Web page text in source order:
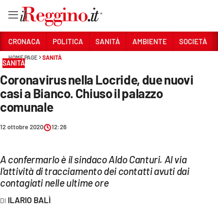
Sezioni
CRONACA
SANITÀ
SOCIETÀ
CULTURA
CRONACA POLITICA SANITÀ AMBIENTE SOCIETÀ
HOME PAGE SANITÀ
SANITÀ
Coronavirus nella Locride, due nuovi
casi a Bianco. Chiuso il palazzo
comunale
12 ottobre 2020 12:26
A confermarlo è il sindaco Aldo Canturi. Al via
l'attività di tracciamento dei contatti avuti dai
contagiati nelle ultime ore
ILARIO BALÌ